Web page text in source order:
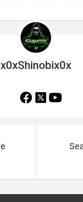
x0xShinobix0x